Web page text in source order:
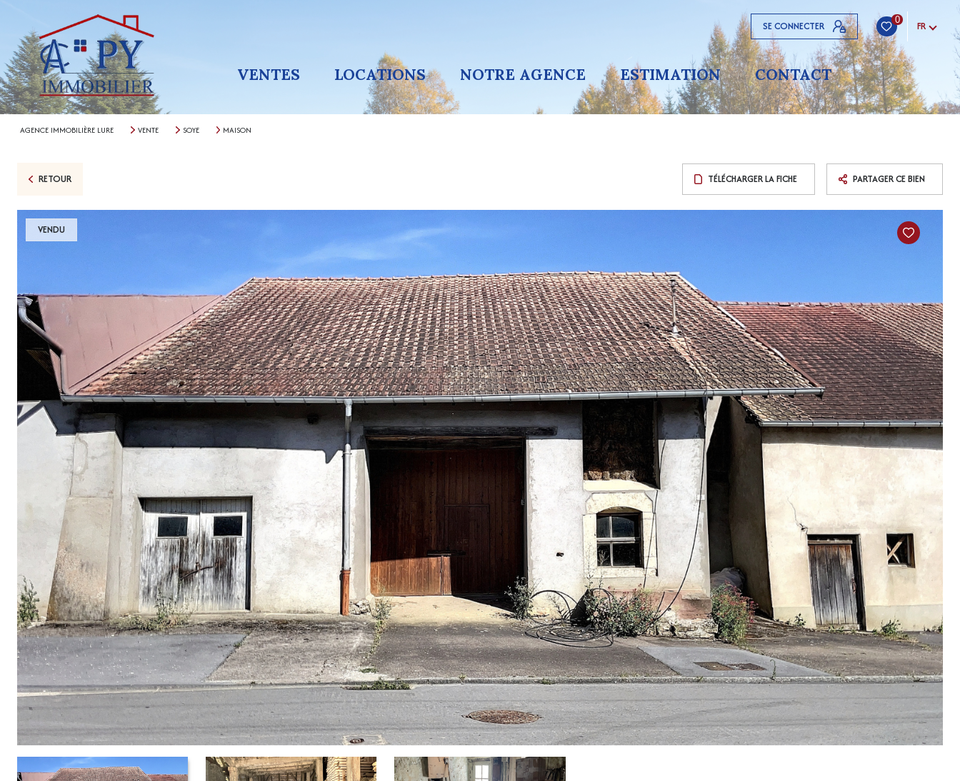
SE CONNECTER 0 FR
VENTES LOCATIONS NOTRE AGENCE ESTIMATION CONTACT
AGENCE IMMOBILIÈRE LURE VENTE SOYE MAISON
RETOUR TÉLÉCHARGER LA FICHE PARTAGER CE BIEN
VENDU